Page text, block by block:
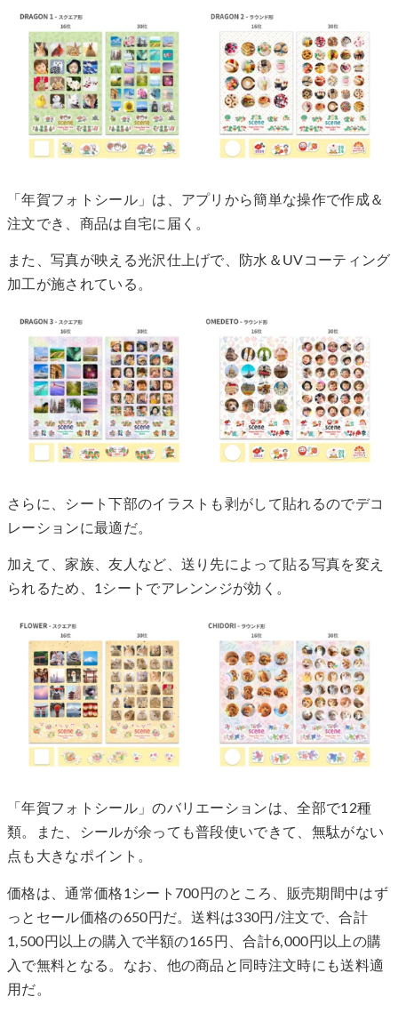
「年賀フォトシール」は、アプリから簡単な操作で作成＆
注文でき、商品は自宅に届く。
また、写真が映える光沢仕上げで、防水＆UVコーティング
加工が施されている。
さらに、シート下部のイラストも剥がして貼れるのでデコ
レーションに最適だ。
加えて、家族、友人など、送り先によって貼る写真を変え
られるため、1シートでアレンンジが効く。
「年賀フォトシール」のバリエーションは、全部で12種
類。また、シールが余っても普段使いできて、無駄がない
点も大きなポイント。
価格は、通常価格1シート700円のところ、販売期間中はず
っとセール価格の650円だ。送料は330円/注文で、合計
1,500円以上の購入で半額の165円、合計6,000円以上の購
入で無料となる。なお、他の商品と同時注文時にも送料適
用だ。